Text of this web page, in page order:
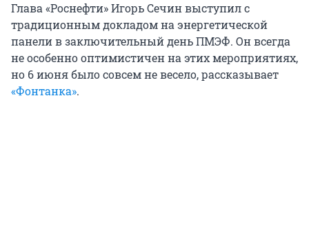
Глава «Роснефти» Игорь Сечин выступил с
традиционным докладом на энергетической
панели в заключительный день ПМЭФ. Он всегда
не особенно оптимистичен на этих мероприятиях,
но 6 июня было совсем не весело, рассказывает
«Фонтанка».